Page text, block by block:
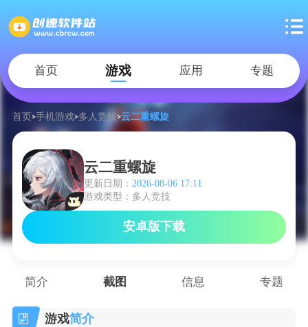
首页 游戏 应用 专题
首页 手机游戏 多人竞技 云二重螺旋
云二重螺旋
更新日期： 2026-08-06 17:11
游戏类型：多人竞技
安卓版下载
简介 截图 信息 专题
游戏简介